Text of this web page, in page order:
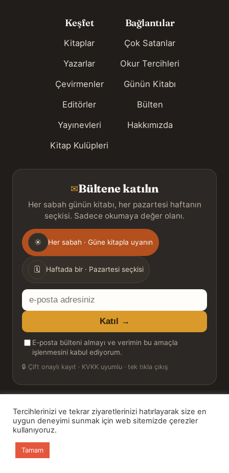
Keşfet
Kitaplar
Yazarlar
Çevirmenler
Editörler
Yayınevleri
Kitap Kulüpleri
Bağlantılar
Çok Satanlar
Okur Tercihleri
Günün Kitabı
Bülten
Hakkımızda
✉Bültene katılın
Her sabah günün kitabı, her pazartesi haftanın
seçkisi. Sadece okumaya değer olanı.
Gönderim
sıklığı
☀ Her sabah · Güne kitapla uyanın
🗓 Haftada bir · Pazartesi seçkisi
E-
posta
adresiniz
Katıl →
E-posta bülteni almayı ve verimin bu amaçla
işlenmesini kabul ediyorum.
🔒 Çift onaylı kayıt · KVKK uyumlu · tek tıkla çıkış
© 2026 Bookinton — Türkiye’nin Kitap Platformu
HT Book Review — webmaster: Hakan Turgay
Tercihlerinizi ve tekrar ziyaretlerinizi hatırlayarak size en
uygun deneyimi sunmak için web sitemizde çerezler
kullanıyoruz.
Tamam